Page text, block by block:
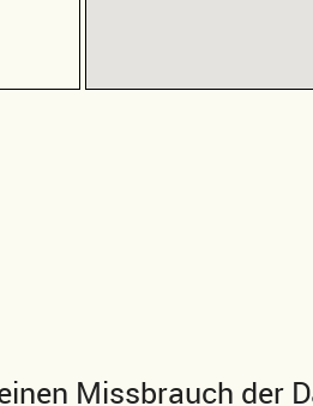
Missbrauch der